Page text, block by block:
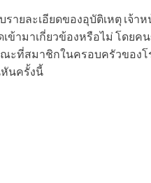
รายละเอียดของอุบัติเหตุ เจ้
เข้ามาเกี่ยวข้องหรือไม่ โดย
ะที่สมาชิกในครอบครัวของโ
นครั้งนี้